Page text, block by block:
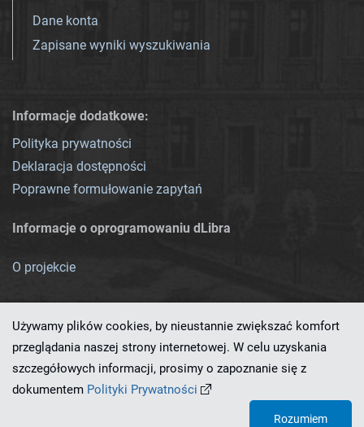
Dane konta
Zapisane wyniki wyszukiwania
Informacje dodatkowe:
Polityka prywatności
Deklaracja dostępności
Poprawne formułowanie zapytań
Informacje o oprogramowaniu dLibra
O projekcie
Ten serwis działa dzięki oprogramowaniu
Używamy plików cookies, by nieustannie zwiększać komfort
przeglądania naszej strony internetowej. W celu uzyskania
szczegółowych informacji, prosimy o zapoznanie się z
dokumentem Polityki Prywatności
Rozumiem